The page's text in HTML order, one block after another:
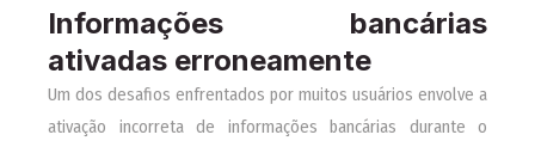
Informações bancárias
ativadas erroneamente
Um dos desafios enfrentados por muitos usuários envolve a
ativação incorreta de informações bancárias durante o